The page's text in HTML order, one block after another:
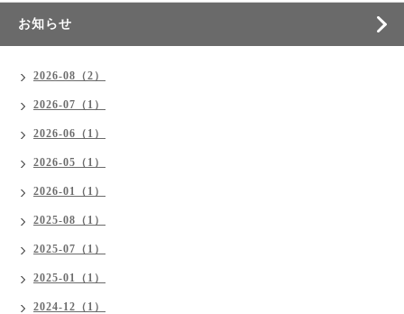
お知らせ
2026-08（2）
2026-07（1）
2026-06（1）
2026-05（1）
2026-01（1）
2025-08（1）
2025-07（1）
2025-01（1）
2024-12（1）